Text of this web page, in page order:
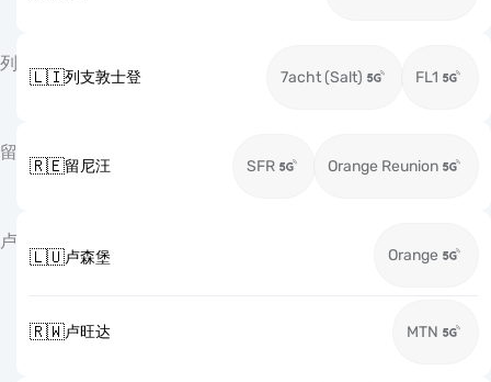
列
🇱🇮列支敦士登 7acht (Salt) FL1
留
🇷🇪留尼汪 SFR Orange Reunion
卢
🇱🇺卢森堡 Orange
🇷🇼卢旺达 MTN